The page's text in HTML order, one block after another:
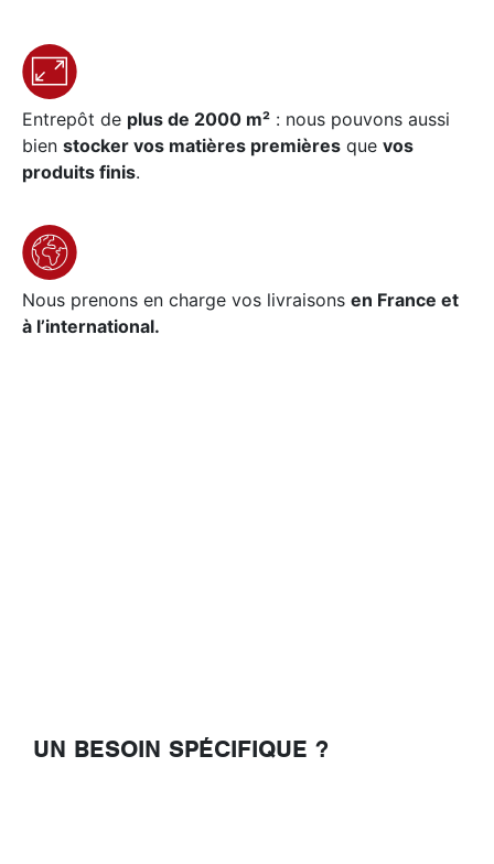
Entrepôt de plus de 2000 m² : nous pouvons aussi
bien stocker vos matières premières que vos
produits finis.
Nous prenons en charge vos livraisons en France et
à l’international.
UN BESOIN SPÉCIFIQUE ?